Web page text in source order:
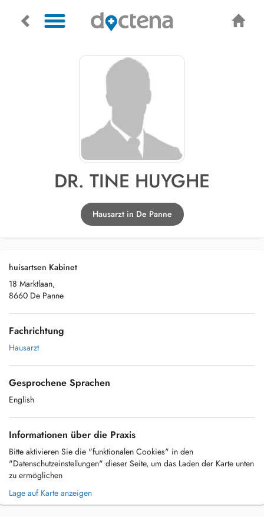
DR. TINE HUYGHE
Hausarzt in De Panne
huisartsen Kabinet
18 Marktlaan,
8660 De Panne
Fachrichtung
Hausarzt
Gesprochene Sprachen
English
Informationen über die Praxis
Bitte aktivieren Sie die "funktionalen Cookies" in den
"Datenschutzeinstellungen" dieser Seite, um das Laden der Karte unten
zu ermöglichen
Lage auf Karte anzeigen